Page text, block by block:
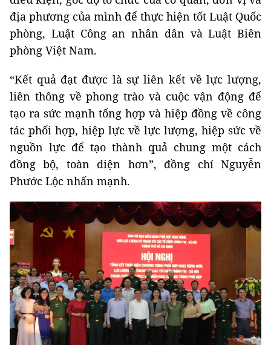
địa phương của mình để thực hiện tốt Luật Quốc
phòng, Luật Công an nhân dân và Luật Biên
phòng Việt Nam.
“Kết quả đạt được là sự liên kết về lực lượng,
liên thông về phong trào và cuộc vận động để
tạo ra sức mạnh tổng hợp và hiệp đồng về công
tác phối hợp, hiệp lực về lực lượng, hiệp sức về
nguồn lực để tạo thành quả chung một cách
đồng bộ, toàn diện hơn”, đồng chí Nguyễn
Phước Lộc nhấn mạnh.